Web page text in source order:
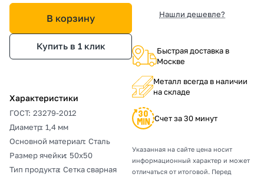
В корзину
Купить в 1 клик
Характеристики
ГОСТ: 23279-2012
Диаметр: 1,4 мм
Основной материал: Сталь
Размер ячейки: 50х50
Тип продукта: Сетка сварная
Нашли дешевле?
Быстрая доставка в
Москве
Металл всегда в наличии
на складе
Счет за 30 минут
Указанная на сайте цена носит
информационный характер и может
отличаться от итоговой. Перед